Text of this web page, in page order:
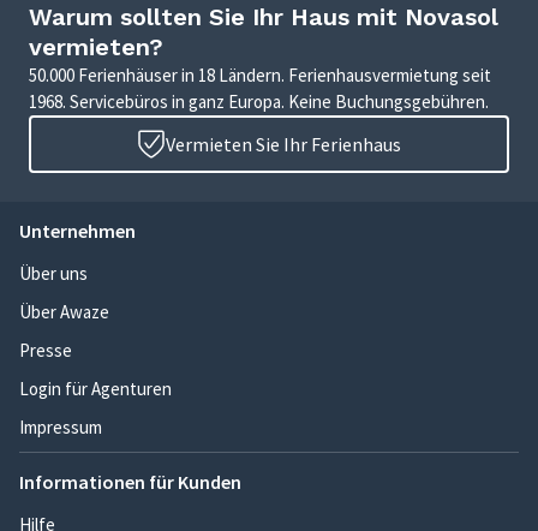
Warum sollten Sie Ihr Haus mit Novasol
vermieten?
50.000 Ferienhäuser in 18 Ländern. Ferienhausvermietung seit
1968. Servicebüros in ganz Europa. Keine Buchungsgebühren.
Vermieten Sie Ihr Ferienhaus
Unternehmen
Über uns
Über Awaze
Presse
Login für Agenturen
Impressum
Informationen für Kunden
Hilfe